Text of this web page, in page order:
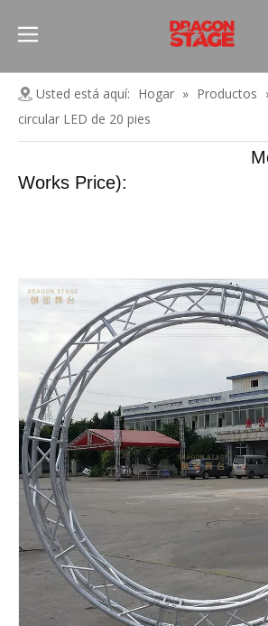
Usted está aquí: Hogar » Productos
circular LED de 20 pies
Moneda
Works Price):